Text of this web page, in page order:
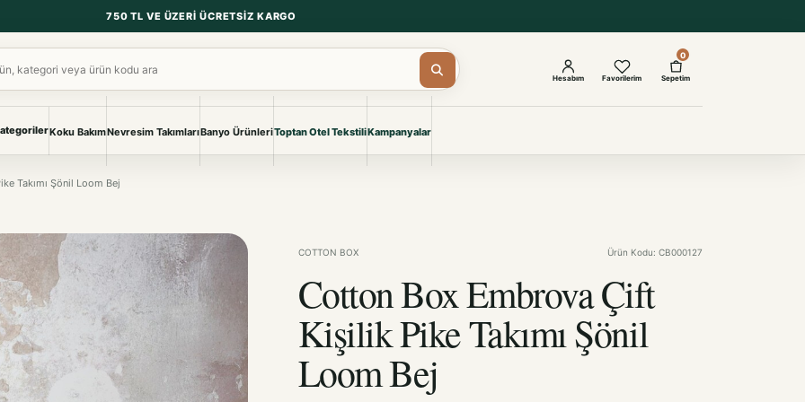
750 TL VE ÜZERI ÜCRETSIZ KARGO
NEVRESIM & PIKE
Çarşaf & Çarşaf Takımı
BEBEK
Bebek Ürünleri
Pijama & Ev Giyimi KURUMSAL ÇÖZÜMLER
Projelere özel, dayanıklı tekstil
seçkileri.
İncele
Koku BakımNevresim TakımlarıBanyo ÜrünleriToptan Otel TekstiliKampanyalar
Hesabım Favorilerim
0
Sepetim
Takımı Şönil Loom Bej
COTTON BOX Ürün Kodu: CB000127
Cotton Box Embrova Çift
Kişilik Pike Takımı Şönil
Loom Bej